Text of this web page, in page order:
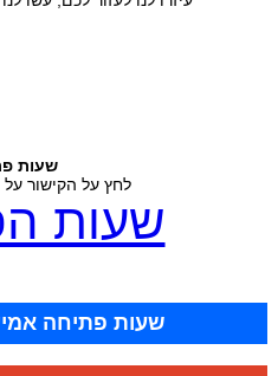
שעות
לחץ על הקישור
שעות
שעות פתיחה